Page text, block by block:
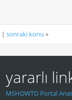
| sonraki konu »
yararlı
MSHOWTO Portal